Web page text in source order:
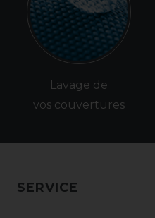
Lavage de
vos couvertures
SERVICE